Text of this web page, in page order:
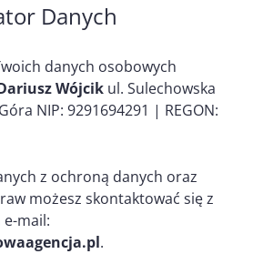
Danych
danych osobowych
Wójcik ul. Sulechowska
NIP: 9291694291 | REGON:
z ochroną danych oraz
możesz skontaktować się z
mail:
.